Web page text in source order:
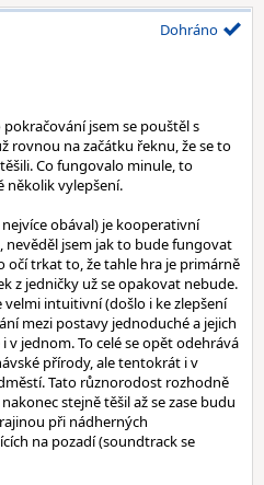
Dohráno
jsem se pouštěl s
rovnou na začátku řeknu, že se to
Co fungovalo minule, to
několik vylepšení.
obával) je kooperativní
nevěděl jsem jak to bude fungovat
očí trkat to, že tahle hra je primárně
z jedničky už se opakovat nebude.
velmi intuitivní (došlo i ke zlepšení
mezi postavy jednoduché a jejich
v jednom. To celé se opět odehrává
přírody, ale tentokrát i v
Tato různorodost rozhodně
stejně těšil až se zase budu
při nádherných
na pozadí (soundtrack se